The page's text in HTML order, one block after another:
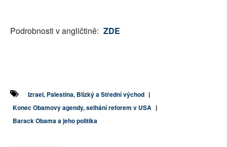
Podrobnosti v angličtině: ZDE
Izrael, Palestina, Blízký a Střední východ |
Konec Obamovy agendy, selhání reforem v USA |
Barack Obama a jeho politika